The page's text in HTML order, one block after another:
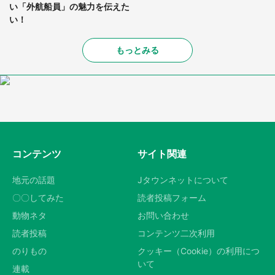
い「外航船員」の魅力を伝えた
い！
もっとみる
コンテンツ
地元の話題
〇〇してみた
動物ネタ
読者投稿
のりもの
連載
サイト関連
Jタウンネットについて
読者投稿フォーム
お問い合わせ
コンテンツ二次利用
クッキー（Cookie）の利用につ
いて